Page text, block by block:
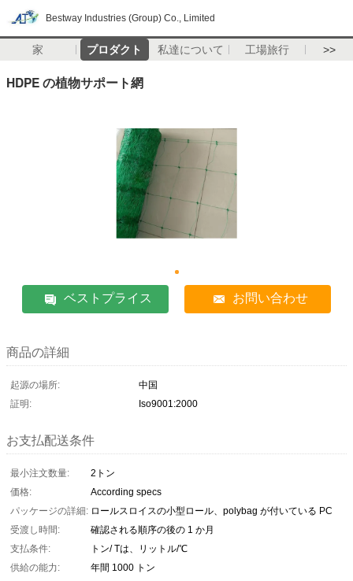
Bestway Industries (Group) Co., Limited
家 プロダクト 私達について 工場旅行 >>
HDPE の植物サポート網
ベストプライス お問い合わせ
商品の詳細
起源の場所:
中国
証明:
Iso9001:2000
お支払配送条件
最小注文数量:
2トン
価格:
According specs
パッケージの詳細: ロールスロイスの小型ロール、polybag が付いている PC
受渡し時間:
確認される順序の後の 1 か月
支払条件:
トン/ Tは、リットル/℃
供給の能力:
年間 1000 トン